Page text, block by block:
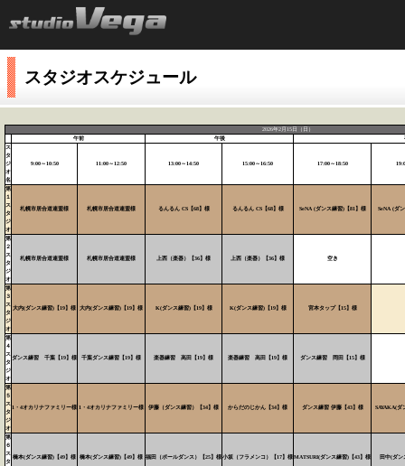
スタジオスケジュール
2026年2月15日（日）
午前
午後
ス
タ
ジ
オ
名
9:00～10:50 11:00～12:50 13:00～14:50 15:00～16:50 17:00～18:50
第
１
ス
タ
ジ
オ
札幌市居合道連盟様 札幌市居合道連盟様 るんるん CS【68】様 るんるん CS【68】様 SeNA (ダンス練習)【81】様 SeNA (ダ
第
２
ス
タ
ジ
オ
札幌市居合道連盟様 札幌市居合道連盟様 上西（楽器）【36】様 上西（楽器）【36】様 空き
第
３
ス
タ
ジ
オ
大内(ダンス練習)【19】様 大内(ダンス練習)【19】様 K(ダンス練習)【19】様 K(ダンス練習)【19】様 宮本タップ【15】様
第
４
ス
タ
ジ
オ
ダンス練習 千葉【19】様 千葉ダンス練習【19】様 楽器練習 高田【19】様 楽器練習 高田【19】様 ダンス練習 岡田【15】様
第
５
ス
タ
ジ
オ
1・4オカリナファミリー様 1・4オカリナファミリー様 伊藤（ダンス練習）【34】様 からだのじかん【34】様 ダンス練習 伊藤【43】様 SAYAKA(ダ
第
６
ス
タ
橋本(ダンス練習)【49】様 橋本(ダンス練習)【49】様 福田（ポールダンス）【25】様小坂（フラメンコ）【17】様 MATSURI(ダンス練習)【43】様 田中(ダン